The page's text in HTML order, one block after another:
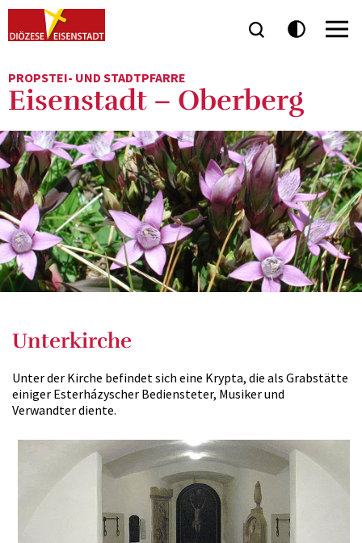
PROPSTEI- UND STADTPFARRE
Eisenstadt – Oberberg
Unterkirche
Unter der Kirche befindet sich eine Krypta, die als Grabstätte
einiger Esterházyscher Bediensteter, Musiker und
Verwandter diente.